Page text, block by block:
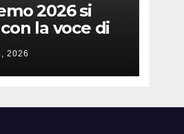
2026 si
la voce di
Baudo
2026